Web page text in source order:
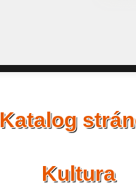
Katalog
Kultura